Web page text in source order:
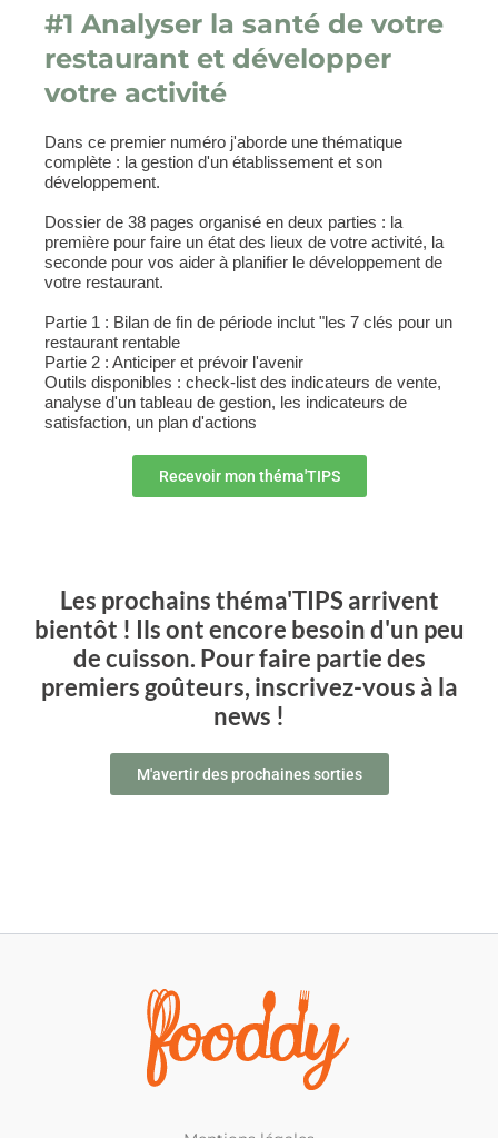
#1 Analyser la santé de votre
restaurant et développer
votre activité
Dans ce premier numéro j'aborde une thématique
complète : la gestion d'un établissement et son
développement.
Dossier de 38 pages organisé en deux parties : la
première pour faire un état des lieux de votre activité, la
seconde pour vos aider à planifier le développement de
votre restaurant.
Partie 1 : Bilan de fin de période inclut "les 7 clés pour un
restaurant rentable
Partie 2 : Anticiper et prévoir l'avenir
Outils disponibles : check-list des indicateurs de vente,
analyse d'un tableau de gestion, les indicateurs de
satisfaction, un plan d'actions
Recevoir mon théma'TIPS
Les prochains théma'TIPS arrivent
bientôt ! Ils ont encore besoin d'un peu
de cuisson. Pour faire partie des
premiers goûteurs, inscrivez-vous à la
news !
M'avertir des prochaines sorties